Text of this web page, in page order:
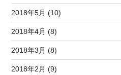
2018年5月 (10)
2018年4月 (8)
2018年3月 (8)
2018年2月 (9)